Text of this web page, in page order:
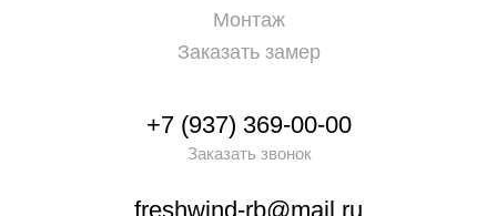
+7 (937) 369-00-00
Заказать звонок
freshwind-rb@mail.ru
Монтаж
Заказать замер